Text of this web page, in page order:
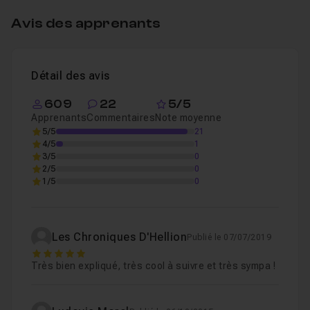
Effects. Les fichiers sources sont fournis
de suite !
Avis des apprenants
Détail des avis
609
Apprenants
22
Commentaires
5/5
Note moyenne
5/5
21
4/5
1
3/5
0
2/5
0
1/5
0
Les Chroniques D'Hellion Publié le 07/07/2019
5
Très bien expliqué, très cool à suivre et très sympa !